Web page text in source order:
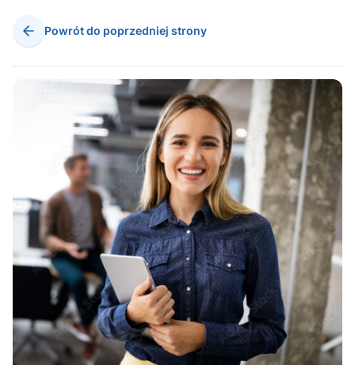
Powrót do poprzedniej strony